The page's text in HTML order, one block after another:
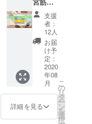
ジェク
トが達
成出来
るよう
に多く
の方の
御支援
をお待
ちして
ます。
予防メ
ソッド
電子書
籍】 生
理があ
る女性
の80％
が経験
する生
理痛の
悩み、
４人に
支援
者：
12人
お届
け予
定：
2020
年08
月
詳細を見る
こ
の
リ
タ
ー
ン
を
選
択